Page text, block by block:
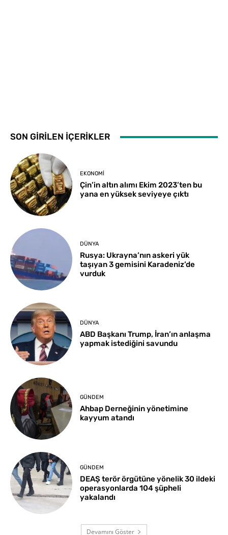
SON GİRİLEN İÇERİKLER
EKONOMI
Çin’in altın alımı Ekim 2023’ten bu
yana en yüksek seviyeye çıktı
DÜNYA
Rusya: Ukrayna’nın askeri yük
taşıyan 3 gemisini Karadeniz’de
vurduk
DÜNYA
ABD Başkanı Trump, İran’ın anlaşma
yapmak istediğini savundu
GÜNDEM
Ahbap Derneğinin yönetimine
kayyum atandı
GÜNDEM
DEAŞ terör örgütüne yönelik 30 ildeki
operasyonlarda 104 şüpheli
yakalandı
Devamını Göster